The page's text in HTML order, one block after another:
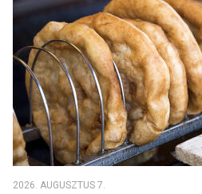
2026. AUGUSZTUS 7.